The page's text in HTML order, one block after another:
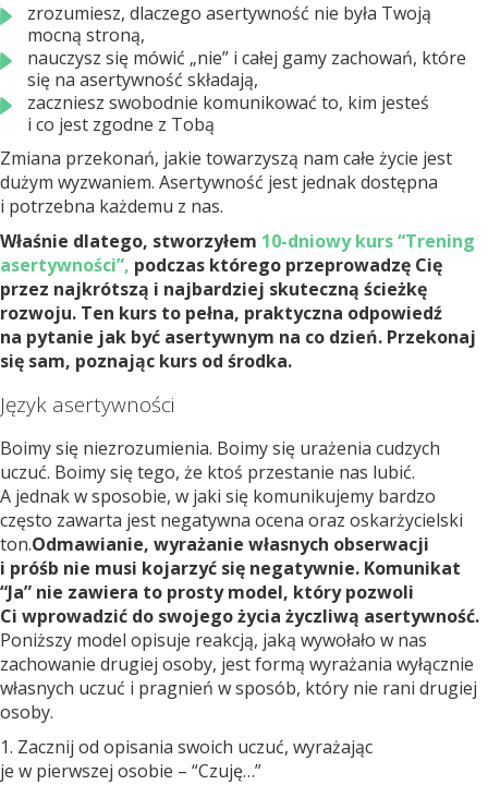
zrozumiesz, dlaczego asertywność nie była Twoją
mocną stroną,
nauczysz się mówić „nie” i całej gamy zachowań, które
się na asertywność składają,
zaczniesz swobodnie komunikować to, kim jesteś
i co jest zgodne z Tobą
Zmiana przekonań, jakie towarzyszą nam całe życie jest
dużym wyzwaniem. Asertywność jest jednak dostępna
i potrzebna każdemu z nas.
Właśnie dlatego, stworzyłem 10-dniowy kurs “Trening
asertywności”, podczas którego przeprowadzę Cię
przez najkrótszą i najbardziej skuteczną ścieżkę
rozwoju. Ten kurs to pełna, praktyczna odpowiedź
na pytanie jak być asertywnym na co dzień. Przekonaj
się sam, poznając kurs od środka.
Język asertywności
Boimy się niezrozumienia. Boimy się urażenia cudzych
uczuć. Boimy się tego, że ktoś przestanie nas lubić.
A jednak w sposobie, w jaki się komunikujemy bardzo
często zawarta jest negatywna ocena oraz oskarżycielski
ton.Odmawianie, wyrażanie własnych obserwacji
i próśb nie musi kojarzyć się negatywnie. Komunikat
“Ja” nie zawiera to prosty model, który pozwoli
Ci wprowadzić do swojego życia życzliwą asertywność.
Poniższy model opisuje reakcją, jaką wywołało w nas
zachowanie drugiej osoby, jest formą wyrażania wyłącznie
własnych uczuć i pragnień w sposób, który nie rani drugiej
osoby.
1. Zacznij od opisania swoich uczuć, wyrażając
je w pierwszej osobie – “Czuję…”